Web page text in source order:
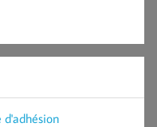
d'adhésion